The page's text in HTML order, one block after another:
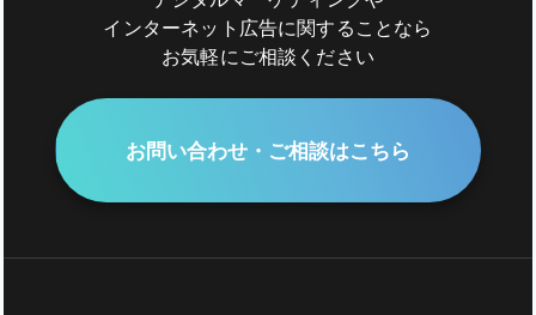
インターネット広告に関することなら
お気軽にご相談ください
お問い合わせ・ご相談はこちら